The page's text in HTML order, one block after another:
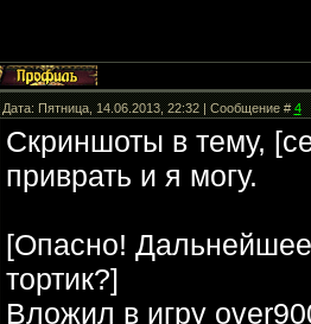
Дата: Пятница, 14.06.2013, 22:32 | Сообщение #4
Скриншоты в тему,
приврать и я могу.
[Опасно!
тортик?]
Вложил в игру